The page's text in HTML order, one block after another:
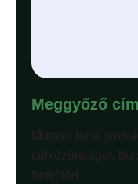
Meggyőző
Mutasd be a
célközönséget,
funkciód.